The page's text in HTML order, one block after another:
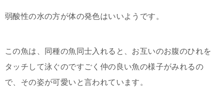
弱酸性の水の方が体の発色はいいようです。
この魚は、同種の魚同士入れると、お互いのお腹のひれを
タッチして泳ぐのですごく仲の良い魚の様子がみれるの
で、その姿が可愛いと言われています。